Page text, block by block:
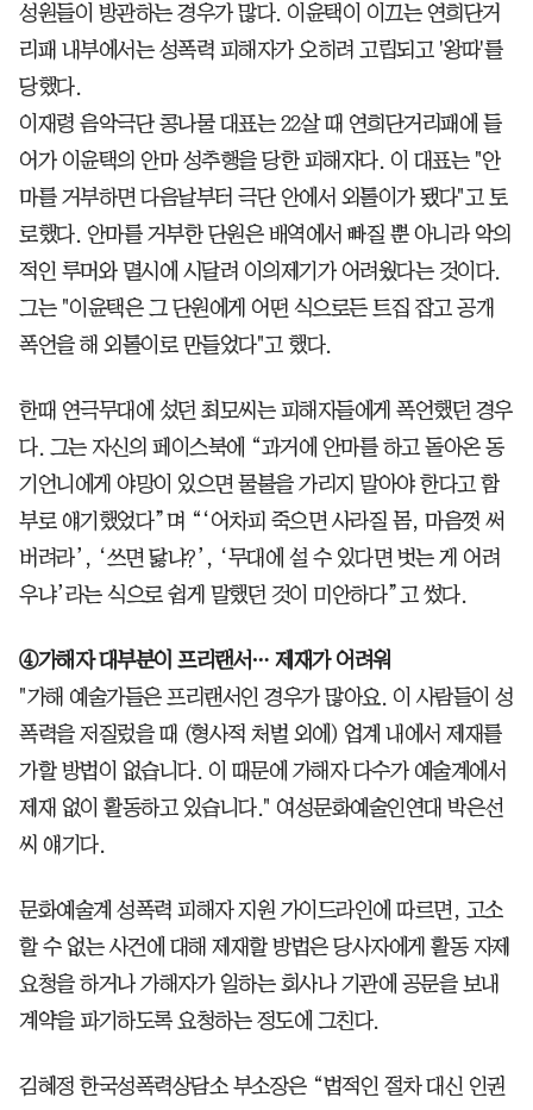
성원들이 방관하는 경우가 많다. 이윤택이 이끄는 연희단거
리패 내부에서는 성폭력 피해자가 오히려 고립되고 '왕따'를
당했다.
이재령 음악극단 콩나물 대표는 22살 때 연희단거리패에 들
어가 이윤택의 안마 성추행을 당한 피해자다. 이 대표는 "안
마를 거부하면 다음날부터 극단 안에서 외톨이가 됐다"고 토
로했다. 안마를 거부한 단원은 배역에서 빠질 뿐 아니라 악의
적인 루머와 멸시에 시달려 이의제기가 어려웠다는 것이다.
그는 "이윤택은 그 단원에게 어떤 식으로든 트집 잡고 공개
폭언을 해 외톨이로 만들었다"고 했다.
한때 연극무대에 섰던 최모씨는 피해자들에게 폭언했던 경우
다. 그는 자신의 페이스북에 “과거에 안마를 하고 돌아온 동
기언니에게 야망이 있으면 물불을 가리지 말아야 한다고 함
부로 얘기했었다”며 “‘어차피 죽으면 사라질 몸, 마음껏 써
버려라’, ‘쓰면 닳냐?’, ‘무대에 설 수 있다면 벗는 게 어려
우냐’라는 식으로 쉽게 말했던 것이 미안하다”고 썼다.
④가해자 대부분이 프리랜서… 제재가 어려워
"가해 예술가들은 프리랜서인 경우가 많아요. 이 사람들이 성
폭력을 저질렀을 때 (형사적 처벌 외에) 업계 내에서 제재를
가할 방법이 없습니다. 이 때문에 가해자 다수가 예술계에서
제재 없이 활동하고 있습니다." 여성문화예술인연대 박은선
씨 얘기다.
문화예술계 성폭력 피해자 지원 가이드라인에 따르면, 고소
할 수 없는 사건에 대해 제재할 방법은 당사자에게 활동 자제
요청을 하거나 가해자가 일하는 회사나 기관에 공문을 보내
계약을 파기하도록 요청하는 정도에 그친다.
김혜정 한국성폭력상담소 부소장은 “법적인 절차 대신 인권